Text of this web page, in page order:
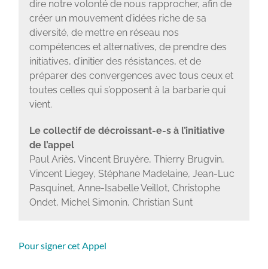
dire notre volonté de nous rapprocher, afin de
créer un mouvement d’idées riche de sa
diversité, de mettre en réseau nos
compétences et alternatives, de prendre des
initiatives, d’initier des résistances, et de
préparer des convergences avec tous ceux et
toutes celles qui s’opposent à la barbarie qui
vient.
Le collectif de décroissant-e-s à l’initiative
de l’appel
Paul Ariès, Vincent Bruyère, Thierry Brugvin,
Vincent Liegey, Stéphane Madelaine, Jean-Luc
Pasquinet, Anne-Isabelle Veillot, Christophe
Ondet, Michel Simonin, Christian Sunt
Pour signer cet Appel